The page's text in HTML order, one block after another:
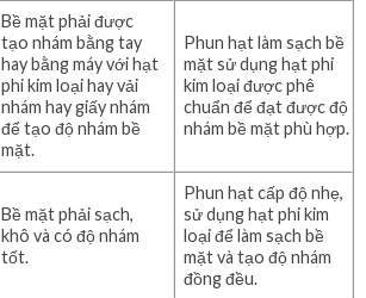
Bề mặt phải được
tạo nhám bằng tay
hay bằng máy với hạt
phi kim loại hay vải
nhám hay giấy nhám
để tạo độ nhám bề
mặt.
Phun hạt làm sạch bề
mặt sử dụng hạt phi
kim loại được phê
chuẩn để đạt được độ
nhám bề mặt phù hợp.
Bề mặt phải sạch,
khô và có độ nhám
tốt.
Phun hạt cấp độ nhẹ,
sử dụng hạt phi kim
loại để làm sạch bề
mặt và tạo độ nhám
đồng đều.